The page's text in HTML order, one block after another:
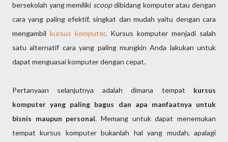
bersekolah yang memiliki scoopdibidang komputer atau dengan
cara yang paling efektif, singkat dan mudah yaitu dengan cara
mengambil kursus komputer. Kursus komputer menjadi salah
satu alternatif cara yang paling mungkin Anda lakukan untuk
dapat menguasai komputer dengan cepat.
Pertanyaan selanjutnya adalah dimana tempat kursus
komputer yang paling bagus dan apa manfaatnya untuk
bisnis maupun personal. Memang untuk dapat menemukan
tempat kursus komputer bukanlah hal yang mudah, apalagi